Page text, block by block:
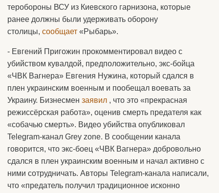
теробороны ВСУ из Киевского гарнизона, которые
ранее должны были удерживать оборону
столицы, сообщает «Рыбарь».
- Евгений Пригожин прокомментировал видео с
убийством кувалдой, предположительно, экс-бойца
«ЧВК Вагнера» Евгения Нужина, который сдался в
плен украинским военным и пообещал воевать за
Украину. Бизнесмен заявил , что это «прекрасная
режиссёрская работа», оценив смерть предателя как
«собачью смерть». Видео убийства опубликовал
Telegram-канал Grey zone. В сообщении канала
говорится, что экс-боец «ЧВК Вагнера» добровольно
сдался в плен украинским военным и начал активно с
ними сотрудничать. Авторы Telegram-канала написали,
что «предатель получил традиционное исконно